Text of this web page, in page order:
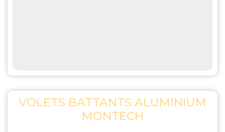
VOLETS BATTANTS ALUMINIUM
MONTECH